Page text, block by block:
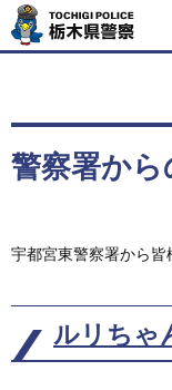
Tochigi Police 栃
木県警察
警察署か
宇都宮東警察署から皆
ルリちゃ